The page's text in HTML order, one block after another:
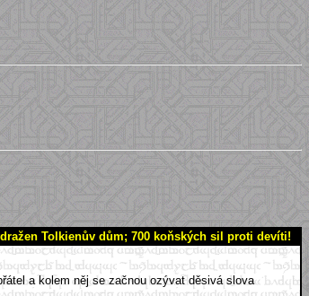
Tolkienův dům; 700 koňských sil proti devíti!
a kolem něj se začnou ozývat děsivá slova